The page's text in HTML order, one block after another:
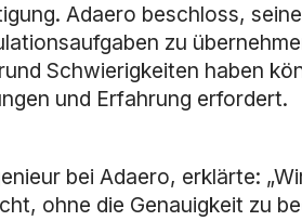
Adaero beschloss,
zu
Schwierigkeiten haben
und Erfahrung erfordert.
bei Adaero, erklärte:
ohne die Genauigkeit zu